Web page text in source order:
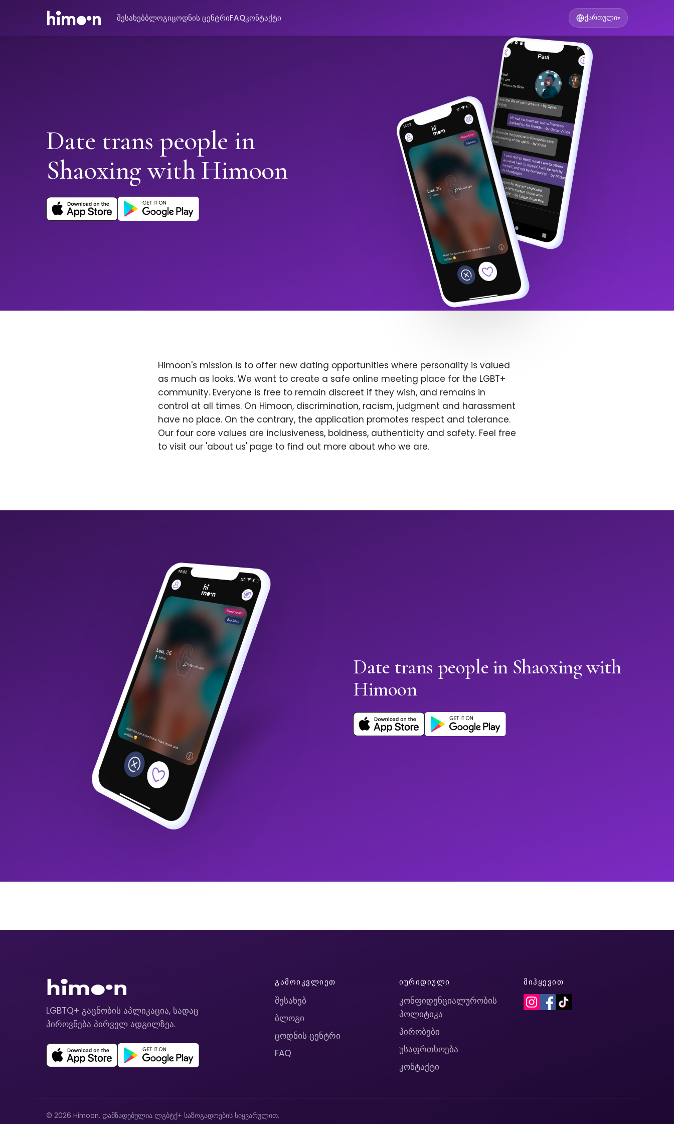
შესახებბლოგიცოდნის ცენტრიFAQკონტაქტი ქართული▾
Date trans people in
Shaoxing with Himoon
Himoon's mission is to offer new dating opportunities where personality is valued
as much as looks. We want to create a safe online meeting place for the LGBT+
community. Everyone is free to remain discreet if they wish, and remains in
control at all times. On Himoon, discrimination, racism, judgment and harassment
have no place. On the contrary, the application promotes respect and tolerance.
Our four core values are inclusiveness, boldness, authenticity and safety. Feel free
to visit our 'about us' page to find out more about who we are.
Date trans people in Shaoxing with
Himoon
LGBTQ+ გაცნობის აპლიკაცია, სადაც
პიროვნება პირველ ადგილზეა.
ᲒᲐᲛᲝᲘᲙᲕᲚᲘᲔᲗ
შესახებ
ბლოგი
ცოდნის ცენტრი
FAQ
ᲘᲣᲠᲘᲓᲘᲣᲚᲘ
კონფიდენციალურობის
პოლიტიკა
პირობები
უსაფრთხოება
კონტაქტი
ᲛᲘᲰᲧᲔᲕᲘᲗ
© 2026 Himoon. დამზადებულია ლგბტქ+ საზოგადოების სიყვარულით.